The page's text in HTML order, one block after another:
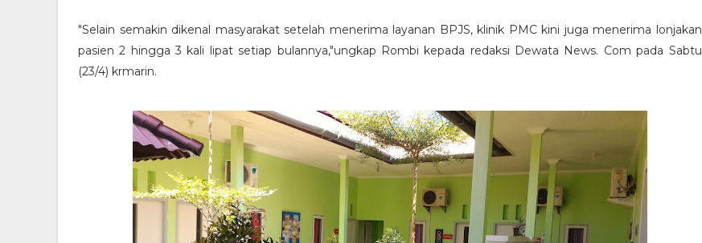
"Selain semakin dikenal masyarakat setelah menerima layanan BPJS, klinik PMC kini juga menerima lonjakan
pasien 2 hingga 3 kali lipat setiap bulannya,"ungkap Rombi kepada redaksi Dewata News. Com pada Sabtu
(23/4) krmarin.